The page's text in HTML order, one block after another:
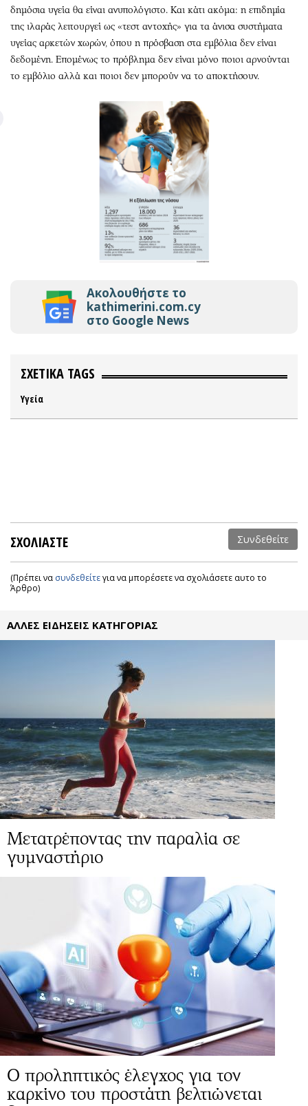
δημόσια υγεία θα είναι ανυπολόγιστο. Και κάτι ακόμα: η επιδημία
της ιλαράς λειτουργεί ως «τεστ αντοχής» για τα άνισα συστήματα
υγείας αρκετών χωρών, όπου η πρόσβαση στα εμβόλια δεν είναι
δεδομένη. Επομένως το πρόβλημα δεν είναι μόνο ποιοι αρνούνται
το εμβόλιο αλλά και ποιοι δεν μπορούν να το αποκτήσουν.
Ακολουθήστε το
kathimerini.com.cy
στο Google News
ΣΧΕΤΙΚΑ TAGS
Υγεία
ΣΧΟΛΙΑΣΤΕ Συνδεθείτε
(Πρέπει να συνδεθείτεγια να μπορέσετε να σχολιάσετε αυτο το
Άρθρο)
ΑΛΛΕΣ ΕΙΔΗΣΕΙΣ ΚΑΤΗΓΟΡΙΑΣ
Μετατρέποντας την παραλία σε
γυμναστήριο
Ο προληπτικός έλεγχος για τον
καρκίνο του προστάτη βελτιώνεται